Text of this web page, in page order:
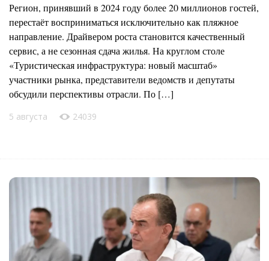
Регион, принявший в 2024 году более 20 миллионов гостей,
перестаёт восприниматься исключительно как пляжное
направление. Драйвером роста становится качественный
сервис, а не сезонная сдача жилья. На круглом столе
«Туристическая инфраструктура: новый масштаб»
участники рынка, представители ведомств и депутаты
обсудили перспективы отрасли. По […]
5 августа 24039